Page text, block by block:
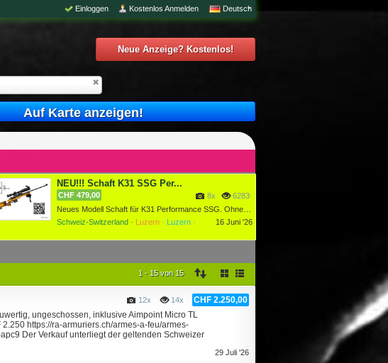
Deutsch
Kostenlos Anmelden
Einloggen
Neue Anzeige? Kostenlos!
Auf Karte anzeigen!
NEU!!! Schaft K31 SSG Per...
CHF 479,00 6283634x
8x
Schweiz-Switzerland · Luzern · Luzern · 16 Juni '26
1 - 15 von 15
CHF 2.250,00
14x
12x
ungeschossen, inklusive Aimpoint Micro TL
https://ra-armuriers.ch/armes-a-feu/armes-
Der Verkauf unterliegt der geltenden Schweizer
29 Juli '26